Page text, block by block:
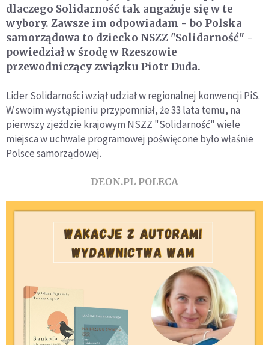
dlaczego Solidarność tak angażuje się w te
wybory. Zawsze im odpowiadam - bo Polska
samorządowa to dziecko NSZZ "Solidarność" -
powiedział w środę w Rzeszowie
przewodniczący związku Piotr Duda.
Lider Solidarności wziął udział w regionalnej konwencji PiS.
W swoim wystąpieniu przypomniał, że 33 lata temu, na
pierwszy zjeździe krajowym NSZZ "Solidarność" wiele
miejsca w uchwale programowej poświęcone było właśnie
Polsce samorządowej.
DEON.PL POLECA